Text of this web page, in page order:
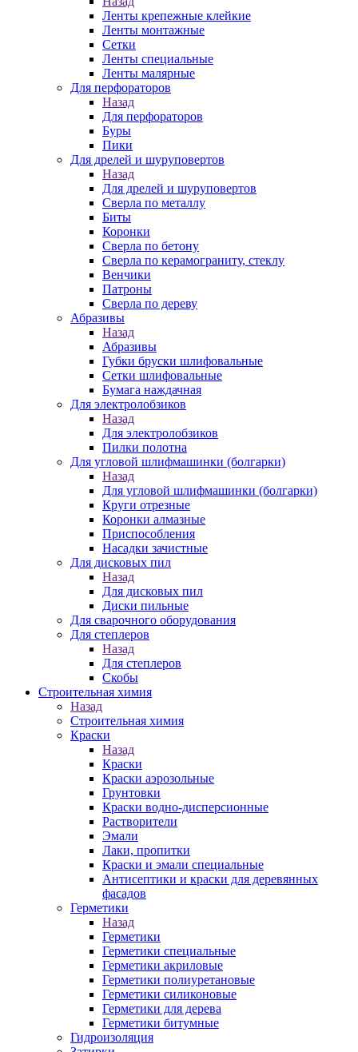
Ленты крепежные клейкие
Ленты монтажные
Сетки
Ленты специальные
Ленты малярные
Для перфораторов
Назад
Для перфораторов
Буры
Пики
Для дрелей и шуруповертов
Назад
Для дрелей и шуруповертов
Сверла по металлу
Биты
Коронки
Сверла по бетону
Сверла по керамограниту, стеклу
Венчики
Патроны
Сверла по дереву
Абразивы
Назад
Абразивы
Губки бруски шлифовальные
Сетки шлифовальные
Бумага наждачная
Для электролобзиков
Назад
Для электролобзиков
Пилки полотна
Для угловой шлифмашинки (болгарки)
Назад
Для угловой шлифмашинки (болгарки)
Круги отрезные
Коронки алмазные
Приспособления
Насадки зачистные
Для дисковых пил
Назад
Для дисковых пил
Диски пильные
Для сварочного оборудования
Для степлеров
Назад
Для степлеров
Скобы
Строительная химия
Назад
Строительная химия
Краски
Назад
Краски
Краски аэрозольные
Грунтовки
Краски водно-дисперсионные
Растворители
Эмали
Лаки, пропитки
Краски и эмали специальные
Антисептики и краски для деревянных
фасадов
Герметики
Назад
Герметики
Герметики специальные
Герметики акриловые
Герметики полиуретановые
Герметики силиконовые
Герметики для дерева
Герметики битумные
Гидроизоляция